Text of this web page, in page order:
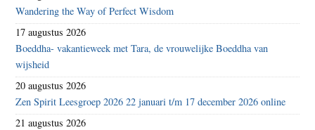
Wandering the Way of Perfect Wisdom
17 augustus 2026
Boeddha- vakantieweek met Tara, de vrouwelijke Boeddha van
wijsheid
20 augustus 2026
Zen Spirit Leesgroep 2026 22 januari t/m 17 december 2026 online
21 augustus 2026